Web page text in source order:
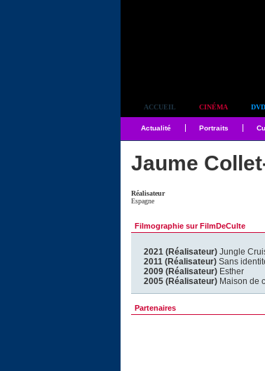
ACCUEIL CINÉMA DVD
Actualité Portraits
Jaume
Réalisateur
Espagne
Filmographie sur FilmDeCulte
2021 (Réalisateur) Jungle
2011 (Réalisateur) Sans
2009 (Réalisateur) Esther
2005 (Réalisateur) Maison de
Partenaires